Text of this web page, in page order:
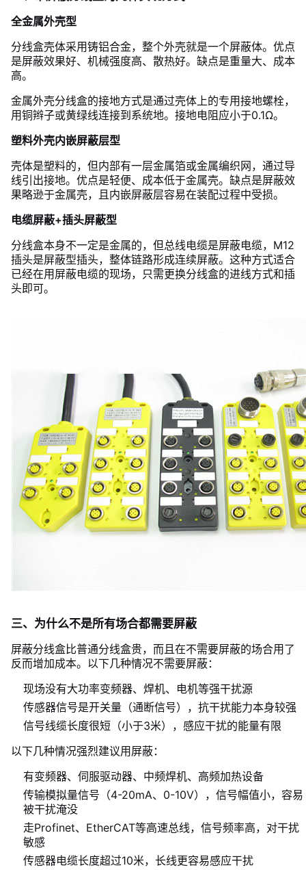
全金属外壳型
分线盒壳体采用铸铝合金，整个外壳就是一个屏蔽体。优点
是屏蔽效果好、机械强度高、散热好。缺点是重量大、成本
高。
金属外壳分线盒的接地方式是通过壳体上的专用接地螺栓，
用铜辫子或黄绿线连接到系统地。接地电阻应小于0.1Ω。
塑料外壳内嵌屏蔽层型
壳体是塑料的，但内部有一层金属箔或金属编织网，通过导
线引出接地。优点是轻便、成本低于金属壳。缺点是屏蔽效
果略逊于金属壳，且内嵌屏蔽层容易在装配过程中受损。
电缆屏蔽+插头屏蔽型
分线盒本身不一定是金属的，但总线电缆是屏蔽电缆，M12
插头是屏蔽型插头，整体链路形成连续屏蔽。这种方式适合
已经在用屏蔽电缆的现场，只需更换分线盒的进线方式和插
头即可。
三、为什么不是所有场合都需要屏蔽
屏蔽分线盒比普通分线盒贵，而且在不需要屏蔽的场合用了
反而增加成本。以下几种情况不需要屏蔽：
现场没有大功率变频器、焊机、电机等强干扰源
传感器信号是开关量（通断信号），抗干扰能力本身较强
信号线缆长度很短（小于3米），感应干扰的能量有限
以下几种情况强烈建议用屏蔽：
有变频器、伺服驱动器、中频焊机、高频加热设备
传输模拟量信号（4-20mA、0-10V），信号幅值小，容易
被干扰淹没
走Profinet、EtherCAT等高速总线，信号频率高，对干扰
敏感
传感器电缆长度超过10米，长线更容易感应干扰